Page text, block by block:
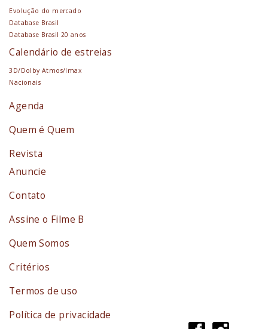
Evolução do mercado
Database Brasil
Database Brasil 20 anos
Calendário de estreias
3D/Dolby Atmos/Imax
Nacionais
Agenda
Quem é Quem
Revista
Anuncie
Contato
Assine o Filme B
Quem Somos
Critérios
Termos de uso
Política de privacidade